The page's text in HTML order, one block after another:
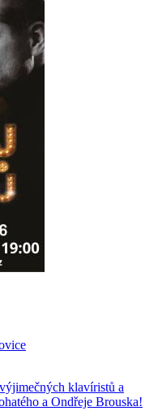
klavíristů a
a Ondřeje Brouska!